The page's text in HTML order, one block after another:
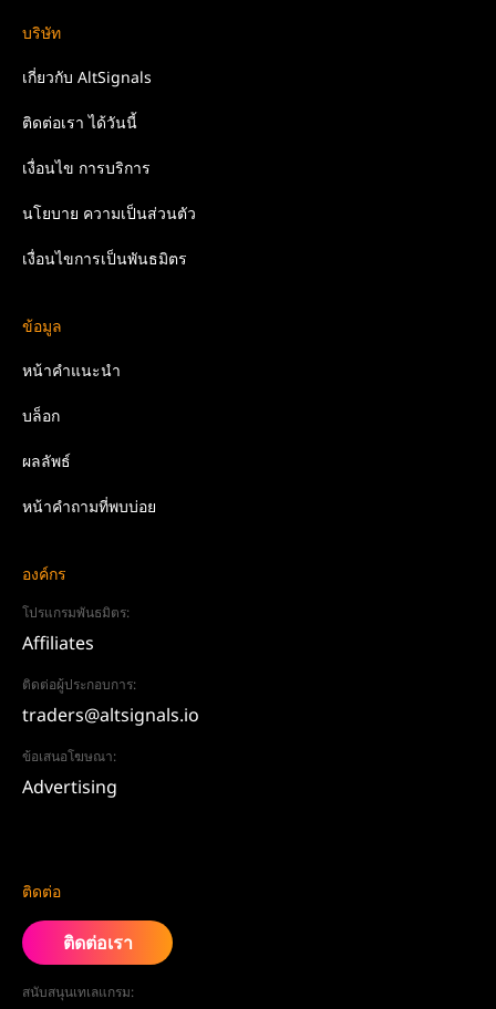
บริษัท
เกี่ยวกับ AltSignals
ติดต่อเราได้วันนี้
เงื่อนไข การบริการ
นโยบาย ความเป็นส่วนตัว
เงื่อนไขการเป็นพันธมิตร
ข้อมูล
หน้าคำแนะนำ
บล็อก
ผลลัพธ์
หน้าคำถามที่พบบ่อย
องค์กร
โปรแกรมพันธมิตร:
Affiliates
ติดต่อผู้ประกอบการ:
traders@altsignals.io
ข้อเสนอโฆษณา:
Advertising
ติดต่อ
ติดต่อเรา
สนับสนุนเทเลแกรม: